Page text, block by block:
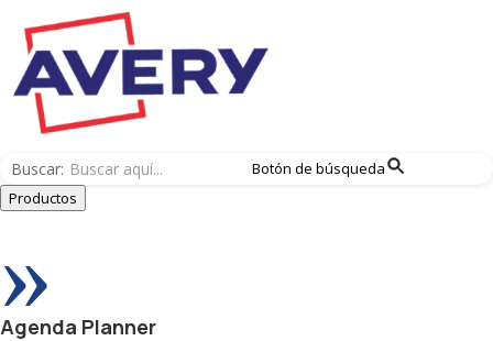
Buscar:
Botón de búsqueda
Productos
»
Agenda Planner